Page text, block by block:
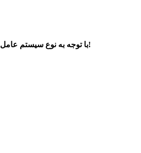
با توجه به نوع سیستم عامل خود ،کانکشن مورد نظر را دانلود کنید!